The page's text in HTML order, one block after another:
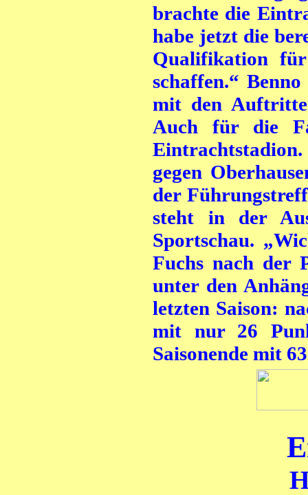
brachte die
habe jetzt die
Qualifikation
schaffen.“
mit den
Auch für die
gegen
der
steht in der
Sportschau.
Fuchs nach der
unter den
letzten Saison:
mit nur 26
Saisonende mit